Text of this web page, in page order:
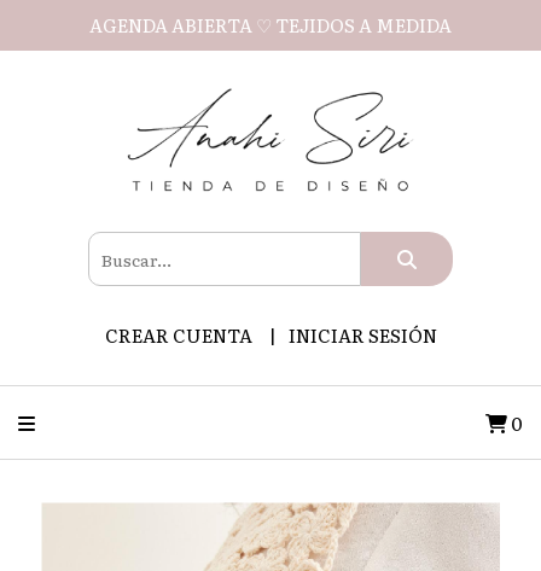
AGENDA ABIERTA ♡ TEJIDOS A MEDIDA
CREAR CUENTA INICIAR SESIÓN
0